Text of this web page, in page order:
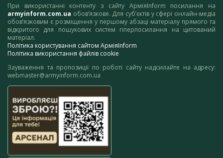
При використанні контенту з сайту АрміяInform посилання на
armyinform.com.ua обов’язкове. Для суб’єктів у сфері онлайн-медіа
обов’язковим є розміщення у першому абзаці матеріалу прямого та
відкритого для пошукових систем гіперпосилання на цитований
матеріал.
Політика користування сайтом АрміяInform
Політика використання файлів cookie
Зауваження та пропозиції по роботі сайту надсилайте на адресу:
webmaster@armyinform.com.ua